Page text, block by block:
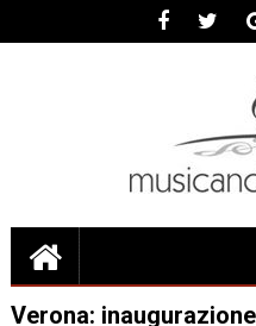
Verona: